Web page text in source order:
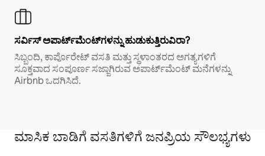
ಸರ್ವಿಸ್ ಅಪಾರ್ಟ್‌ಮೆಂಟ್‌ಗಳನ್ನು ಹುಡುಕುತ್ತಿರುವಿರಾ?
ಸಿಬ್ಬಂದಿ, ಕಾರ್ಪೊರೇಟ್ ವಸತಿ ಮತ್ತು ಸ್ಥಳಾಂತರದ ಅಗತ್ಯಗಳಿಗೆ
ಸೂಕ್ತವಾದ ಸಂಪೂರ್ಣ ಸಜ್ಜಾಗಿರುವ ಅಪಾರ್ಟ್‌ಮೆಂಟ್ ಮನೆಗಳನ್ನು
Airbnb ಒದಗಿಸಿದೆ.
ಮಾಸಿಕ ಬಾಡಿಗೆ ವಸತಿಗಳಿಗೆ ಜನಪ್ರಿಯ ಸೌಲಭ್ಯಗಳು